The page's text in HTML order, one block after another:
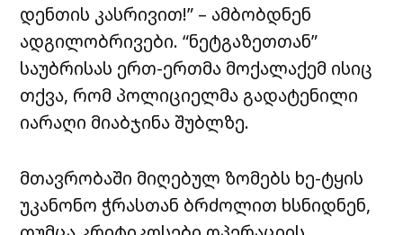
დენთის კასრივით!” – ამბობდნენ
ადგილობრივები. “ნეტგაზეთთან”
საუბრისას ერთ-ერთმა მოქალაქემ ისიც
თქვა, რომ პოლიციელმა გადატენილი
იარაღი მიაბჯინა შუბლზე.
მთავრობაში მიღებულ ზომებს ხე-ტყის
უკანონო ჭრასთან ბრძოლით ხსნიდნენ,